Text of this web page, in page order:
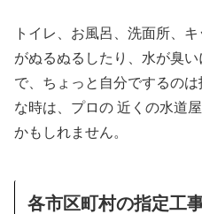
トイレ、お風呂、洗面所、
がぬるぬるしたり、水が臭
で、ちょっと自分でするの
な時は、プロの 近くの水道
かもしれません。
各市区町村の指定工